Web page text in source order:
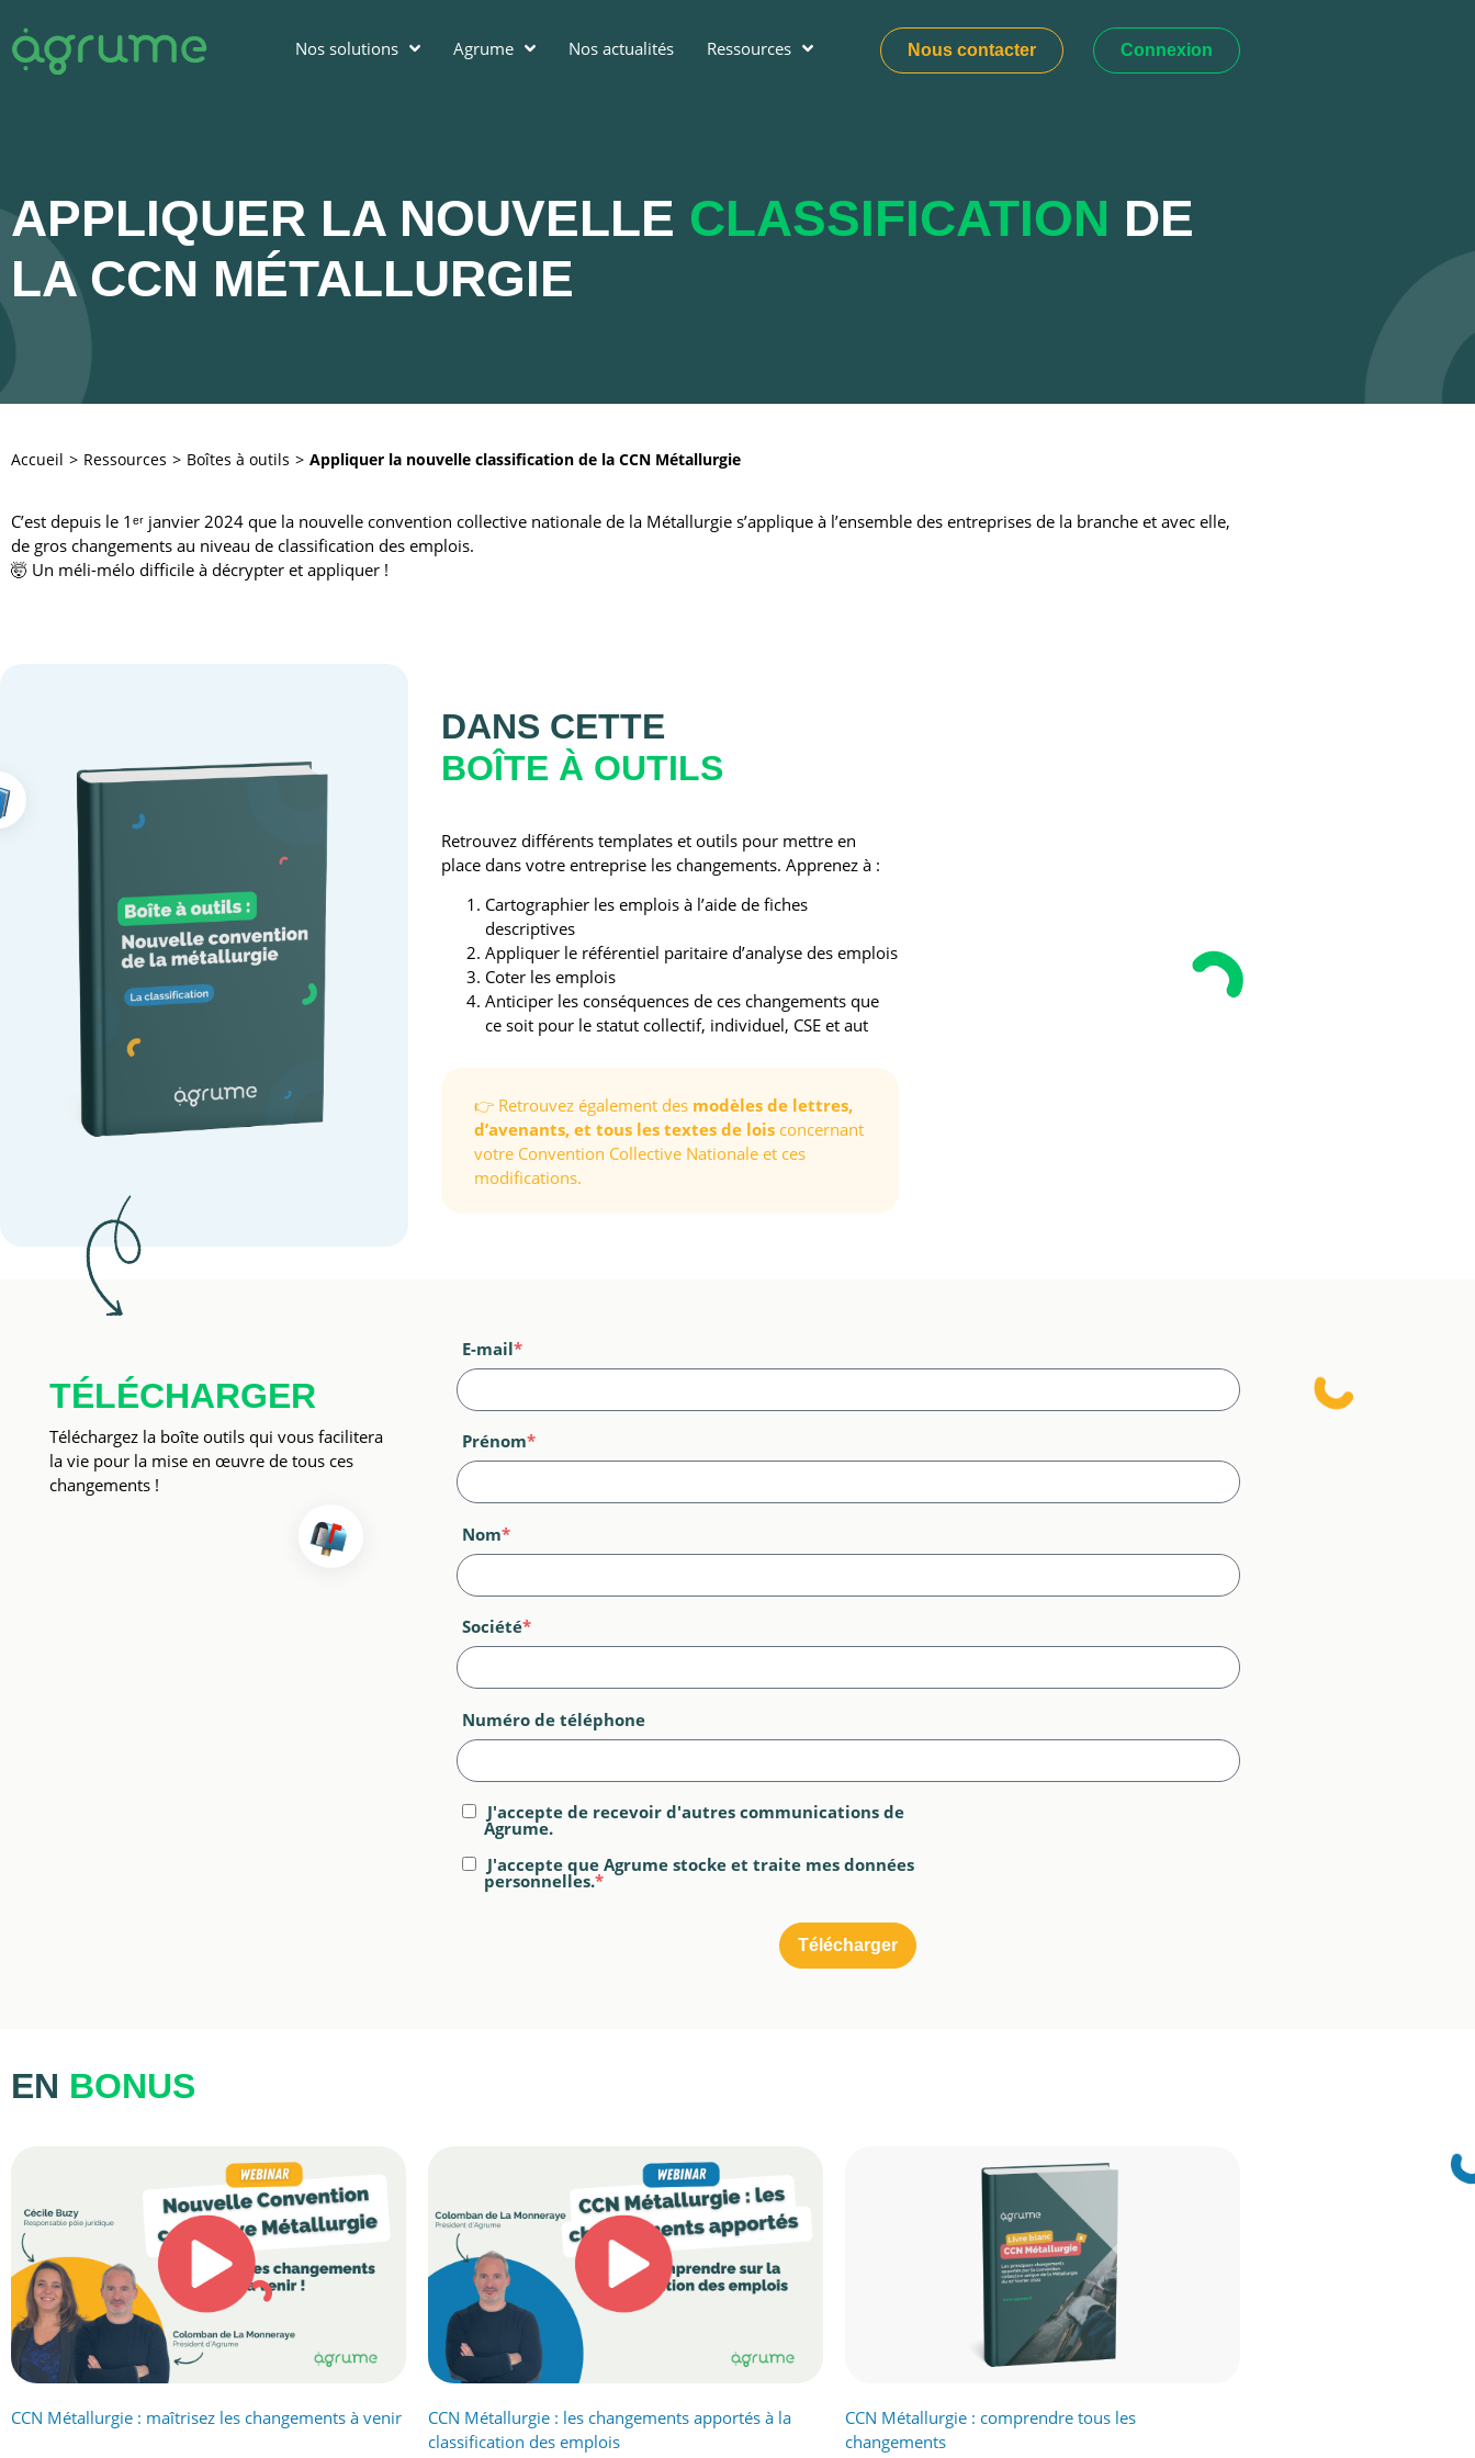
Nos solutions Agrume Nos actualités Ressources Nous contacter Connexion
APPLIQUER LA NOUVELLE CLASSIFICATION DE
LA CCN MÉTALLURGIE
Accueil Ressources Boîtes à outils Appliquer la nouvelle classification de la CCN Métallurgie
C’est depuis le 1ᵉʳ janvier 2024 que la nouvelle convention collective nationale de la Métallurgie s’applique à l’ensemble des entreprises de la branche et avec elle,
de gros changements au niveau de classification des emplois.
🤯 Un méli-mélo difficile à décrypter et appliquer !
DANS CETTE
BOÎTE À OUTILS
Retrouvez différents templates et outils pour mettre en
place dans votre entreprise les changements. Apprenez à :
Cartographier les emplois à l’aide de fiches
descriptives
Appliquer le référentiel paritaire d’analyse des emplois
Coter les emplois
Anticiper les conséquences de ces changements que
ce soit pour le statut collectif, individuel, CSE et aut
👉 Retrouvez également des modèles de lettres,
d’avenants, et tous les textes de lois concernant
votre Convention Collective Nationale et ces
modifications.
TÉLÉCHARGER
Téléchargez la boîte outils qui vous facilitera
la vie pour la mise en œuvre de tous ces
changements !
E-mail*
Prénom*
Nom*
Société*
Numéro de téléphone
J'accepte de recevoir d'autres communications de
Agrume.
J'accepte que Agrume stocke et traite mes données
personnelles.*
EN BONUS
CCN Métallurgie : maîtrisez les changements à venir
CCN Métallurgie : les changements apportés à la
classification des emplois
CCN Métallurgie : comprendre tous les
changements